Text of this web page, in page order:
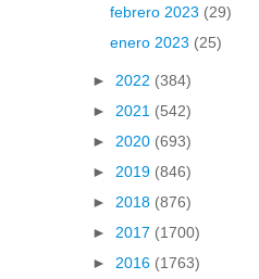
febrero 2023 (29)
enero 2023 (25)
► 2022 (384)
► 2021 (542)
► 2020 (693)
► 2019 (846)
► 2018 (876)
► 2017 (1700)
► 2016 (1763)